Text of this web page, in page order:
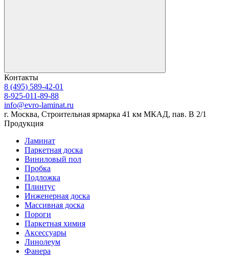
Контакты
8 (495) 589-42-01
8-925-011-89-88
info@evro-laminat.ru
г. Москва, Строительная ярмарка 41 км МКАД, пав. В 2/1
Продукция
Ламинат
Паркетная доска
Виниловый пол
Пробка
Подложка
Плинтус
Инженерная доска
Массивная доска
Пороги
Паркетная химия
Аксессуары
Линолеум
Фанера